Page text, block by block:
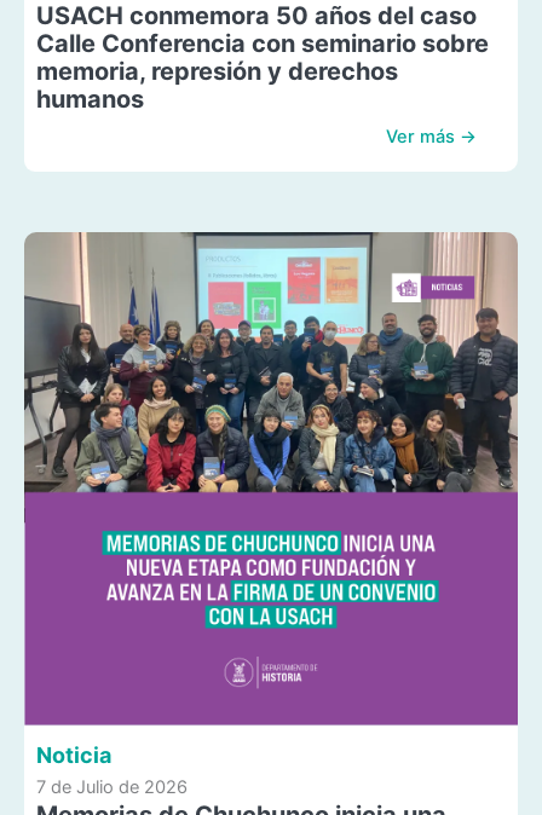
USACH conmemora 50 años del caso
Calle Conferencia con seminario sobre
memoria, represión y derechos
humanos
Ver más →
Noticia
7 de Julio de 2026